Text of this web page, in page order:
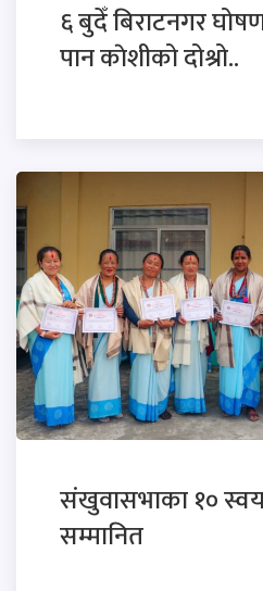
६ बुदेँ बिराटनगर
पान काेशीको दोश्रो..
संखुवासभाका १०
सम्मानित